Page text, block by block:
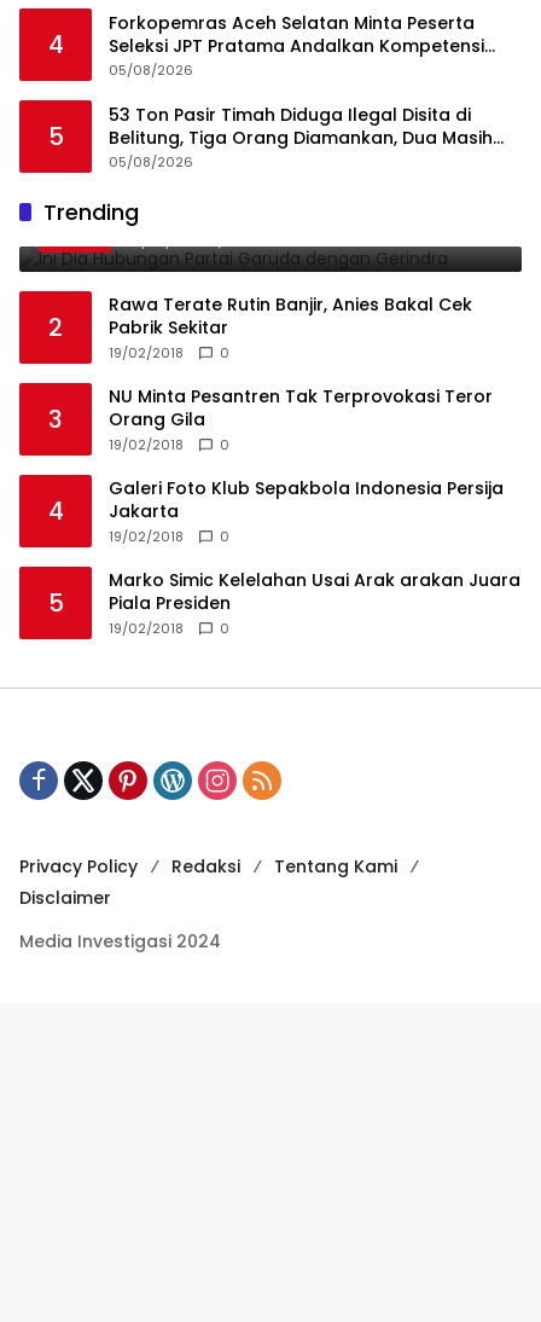
4
Forkopemras Aceh Selatan Minta Peserta
Seleksi JPT Pratama Andalkan Kompetensi
dan Integritas, Bukan Kedekatan
05/08/2026
5
53 Ton Pasir Timah Diduga Ilegal Disita di
Belitung, Tiga Orang Diamankan, Dua Masih
Diburu
05/08/2026
Trending
1
Gerindra
2
Rawa Terate Rutin Banjir, Anies Bakal Cek
Pabrik Sekitar
19/02/2018 0
3
NU Minta Pesantren Tak Terprovokasi Teror
Orang Gila
19/02/2018 0
4
Galeri Foto Klub Sepakbola Indonesia Persija
Jakarta
19/02/2018 0
5
Marko Simic Kelelahan Usai Arak arakan Juara
Piala Presiden
19/02/2018 0
Privacy Policy Redaksi
Tentang Kami
Disclaimer
Media Investigasi 2024